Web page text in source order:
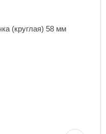
(круглая) 58 мм